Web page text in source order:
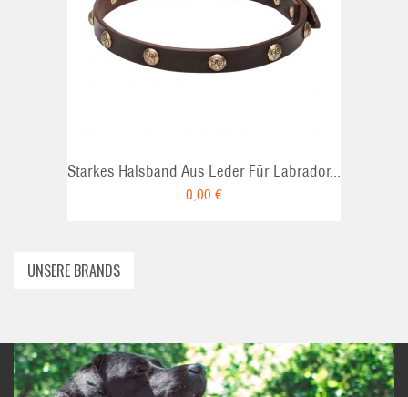
Starkes Halsband Aus Leder Für Labrador...
0,00 €
ADD TO CART
UNSERE BRANDS